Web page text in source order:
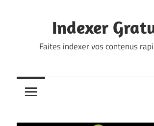
Indexer
Faites indexer vos contenus